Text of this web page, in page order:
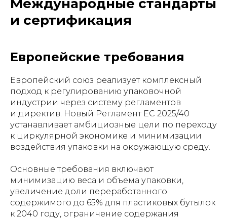
Международные стандарты
и сертификация
Европейские требования
Европейский союз реализует комплексный
подход к регулированию упаковочной
индустрии через систему регламентов
и директив. Новый Регламент ЕС 2025/40
устанавливает амбициозные цели по переходу
к циркулярной экономике и минимизации
воздействия упаковки на окружающую среду.
Основные требования включают
минимизацию веса и объема упаковки,
увеличение доли переработанного
содержимого до 65% для пластиковых бутылок
к 2040 году, ограничение содержания